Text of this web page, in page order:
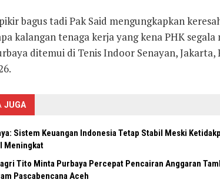
bagus tadi Pak Said mengungkapkan
kalangan tenaga kerja yang kena PHK segala
ditemui di Tenis Indoor Senayan, Jakarta,
JUGA
Sistem Keuangan Indonesia Tetap Stabil Meski
Meningkat
Tito Minta Purbaya Percepat Pencairan Anggaran
Pascabencana Aceh